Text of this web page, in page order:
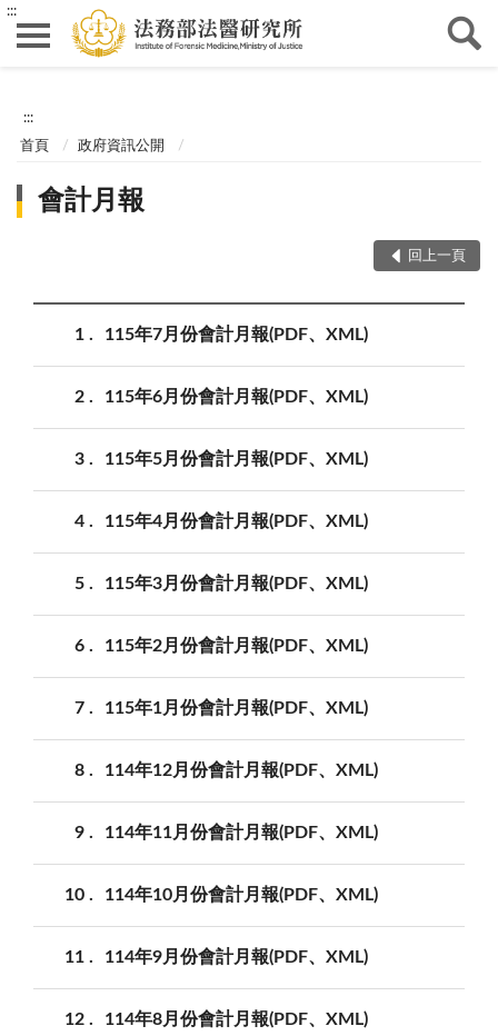
:::
:::
首頁 政府資訊公開
會計月報
回上一頁
1 115年7月份會計月報(PDF、XML)
2 115年6月份會計月報(PDF、XML)
3 115年5月份會計月報(PDF、XML)
4 115年4月份會計月報(PDF、XML)
5 115年3月份會計月報(PDF、XML)
6 115年2月份會計月報(PDF、XML)
7 115年1月份會計月報(PDF、XML)
8 114年12月份會計月報(PDF、XML)
9 114年11月份會計月報(PDF、XML)
10 114年10月份會計月報(PDF、XML)
11 114年9月份會計月報(PDF、XML)
12 114年8月份會計月報(PDF、XML)